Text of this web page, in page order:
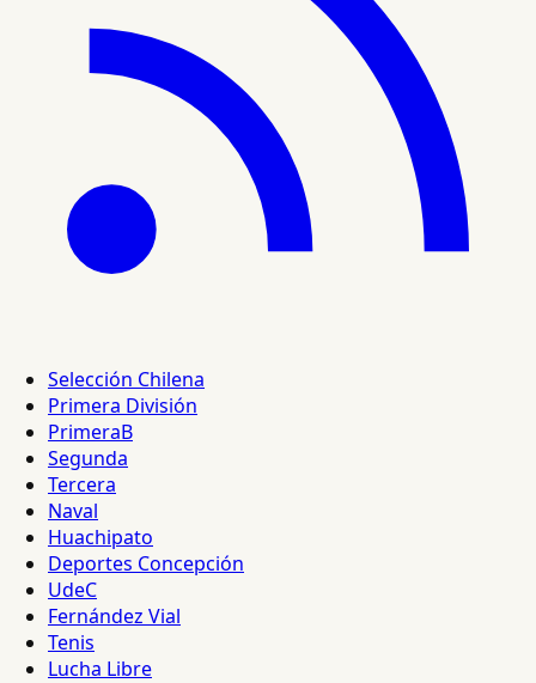
Selección Chilena
Primera División
PrimeraB
Segunda
Tercera
Naval
Huachipato
Deportes Concepción
UdeC
Fernández Vial
Tenis
Lucha Libre